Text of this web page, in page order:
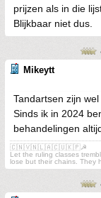
prijzen als in die
Blijkbaar niet dus.
Mikeytt
Tandartsen zijn
Sinds ik in 2024
behandelingen
🇨🇳🇻🇳🇱🇦🇨🇺🇰🇵☭
Let the ruling classes
lose but their chains. They